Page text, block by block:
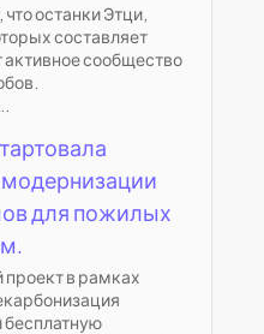
останки Этци,
составляет
сообщество
для пожилых
в рамках